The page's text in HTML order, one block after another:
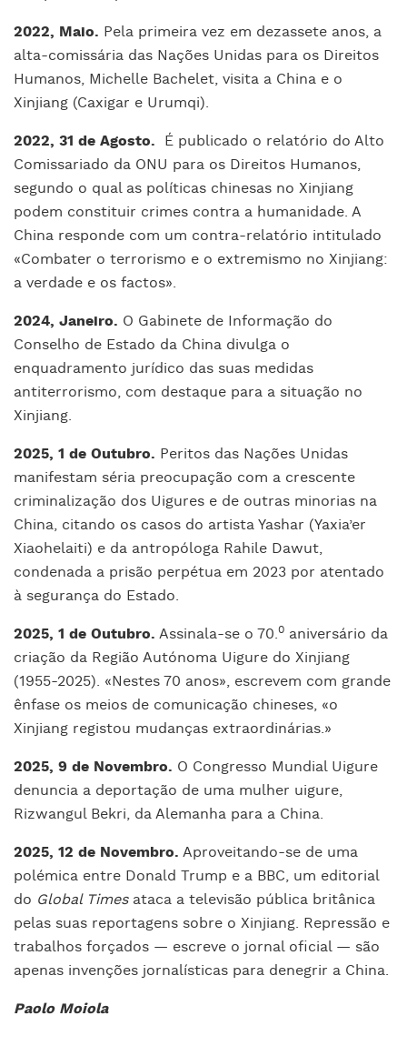
2022, Maio. Pela primeira vez em dezassete anos, a
alta-comissária das Nações Unidas para os Direitos
Humanos, Michelle Bachelet, visita a China e o
Xinjiang (Caxigar e Urumqi).
2022, 31 de Agosto. É publicado o relatório do Alto
Comissariado da ONU para os Direitos Humanos,
segundo o qual as políticas chinesas no Xinjiang
podem constituir crimes contra a humanidade. A
China responde com um contra-relatório intitulado
«Combater o terrorismo e o extremismo no Xinjiang:
a verdade e os factos».
2024, Janeiro. O Gabinete de Informação do
Conselho de Estado da China divulga o
enquadramento jurídico das suas medidas
antiterrorismo, com destaque para a situação no
Xinjiang.
2025, 1 de Outubro. Peritos das Nações Unidas
manifestam séria preocupação com a crescente
criminalização dos Uigures e de outras minorias na
China, citando os casos do artista Yashar (Yaxia’er
Xiaohelaiti) e da antropóloga Rahile Dawut,
condenada a prisão perpétua em 2023 por atentado
à segurança do Estado.
2025, 1 de Outubro. Assinala-se o 70.0 aniversário da
criação da Região Autónoma Uigure do Xinjiang
(1955-2025). «Nestes 70 anos», escrevem com grande
ênfase os meios de comunicação chineses, «o
Xinjiang registou mudanças extraordinárias.»
2025, 9 de Novembro. O Congresso Mundial Uigure
denuncia a deportação de uma mulher uigure,
Rizwangul Bekri, da Alemanha para a China.
2025, 12 de Novembro. Aproveitando-se de uma
polémica entre Donald Trump e a BBC, um editorial
do Global Timesataca a televisão pública britânica
pelas suas reportagens sobre o Xinjiang. Repressão e
trabalhos forçados — escreve o jornal oficial — são
apenas invenções jornalísticas para denegrir a China.
Paolo Moiola